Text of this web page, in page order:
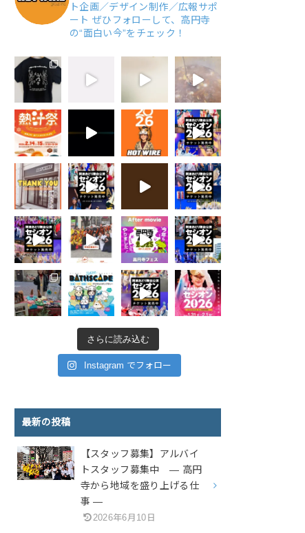
ト企画／デザイン制作／広報サポ
ート ぜひフォローして、高円寺
の“面白い今”をチェック！
さらに読み込む
Instagram でフォロー
最新の投稿
【スタッフ募集】アルバイ
トスタッフ募集中 — 高円
寺から地域を盛り上げる仕
事 —
2026年6月10日